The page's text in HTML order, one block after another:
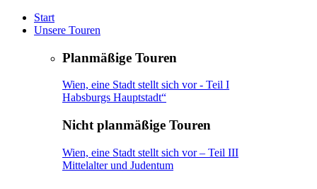
Start
Unsere Touren
Planmäßige Touren
Wien, eine Stadt stellt sich vor - Teil I
Habsburgs Hauptstadt“
Nicht planmäßige Touren
Wien, eine Stadt stellt sich vor – Teil III
Mittelalter und Judentum